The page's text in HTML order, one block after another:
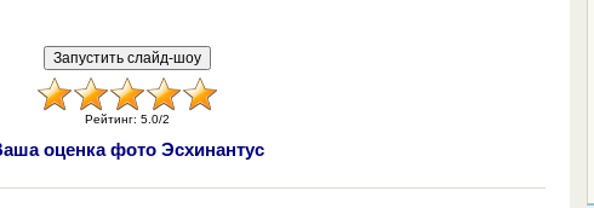
Рейтинг: 5.0/2
оценка фото Эсхинантус